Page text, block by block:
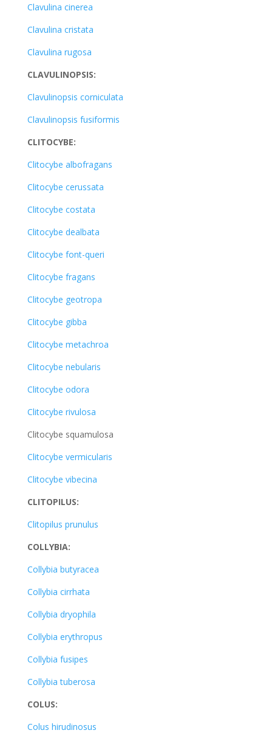
Clavulina cinerea
Clavulina cristata
Clavulina rugosa
CLAVULINOPSIS:
Clavulinopsis corniculata
Clavulinopsis fusiformis
CLITOCYBE:
Clitocybe albofragans
Clitocybe cerussata
Clitocybe costata
Clitocybe dealbata
Clitocybe font-queri
Clitocybe fragans
Clitocybe geotropa
Clitocybe gibba
Clitocybe metachroa
Clitocybe nebularis
Clitocybe odora
Clitocybe rivulosa
Clitocybe squamulosa
Clitocybe vermicularis
Clitocybe vibecina
CLITOPILUS:
Clitopilus prunulus
COLLYBIA:
Collybia butyracea
Collybia cirrhata
Collybia dryophila
Collybia erythropus
Collybia fusipes
Collybia tuberosa
COLUS:
Colus hirudinosus